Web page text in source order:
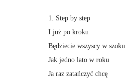
1. Step by step
I już po kroku
Będziecie wszyscy w szoku
Jak jedno lato w roku
Ja raz zatańczyć chcę